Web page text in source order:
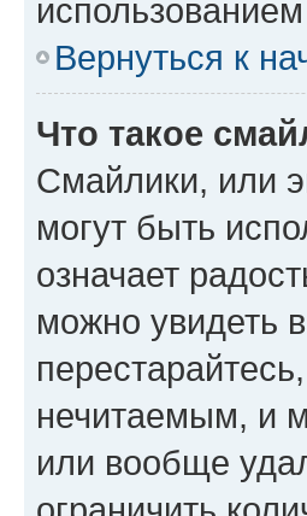
Вернуться к
Что такое
Смайлики, или
могут быть
означает
можно увидеть
нечитаемым, и
или вообще